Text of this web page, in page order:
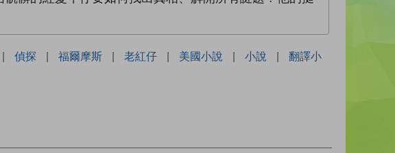
| 偵探 | 福爾摩斯 | 老紅仔 | 美國小說 | 小說 |
翻譯小